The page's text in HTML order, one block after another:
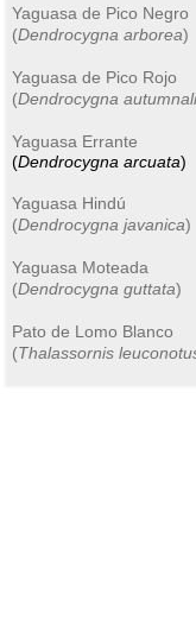
Yaguasa de Pico Negro
(Dendrocygna arborea)
Yaguasa de Pico Rojo
(Dendrocygna
Yaguasa Errante
(Dendrocygna arcuata)
Yaguasa Hindú
(Dendrocygna javanica)
Yaguasa Moteada
(Dendrocygna guttata)
Pato de Lomo Blanco
(Thalassornis